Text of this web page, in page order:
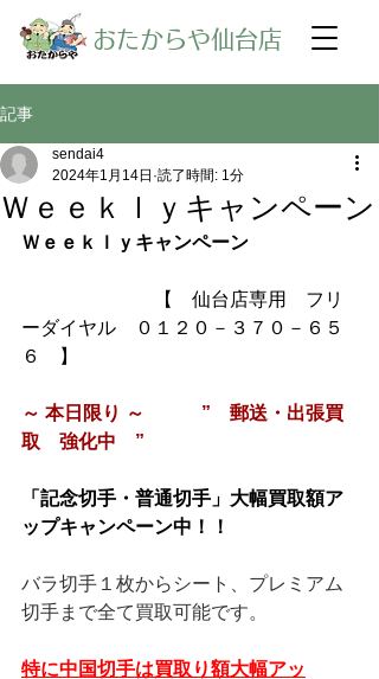
​おたからや仙台店
記事
Ｗｅｅｋｌｙキャンペーン
sendai4
2024年1月14日 読了時間: 1分
Ｗｅｅｋｌｙキャンペーン
【　仙台店専用　フリ
ーダイヤル　０１２０－３７０－６５
６　】
～ 本日限り ～　　　”　郵送・出張買
取　強化中　”
「記念切手・普通切手」大幅買取額ア
ップキャンペーン中！！
バラ切手１枚からシート、プレミアム
切手まで全て買取可能です。
特に中国切手は買取り額大幅アッ